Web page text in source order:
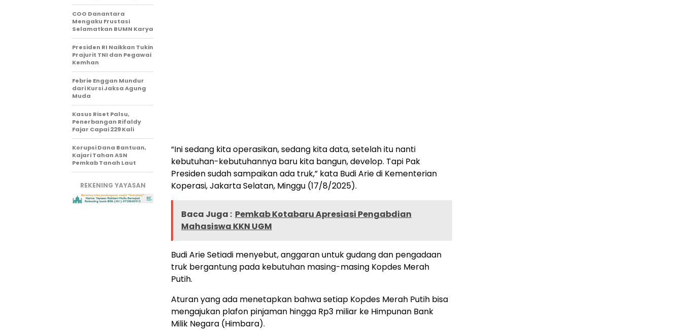
“Ini sedang kita operasikan, sedang kita data, setelah itu nanti
kebutuhan-kebutuhannya baru kita bangun, develop. Tapi Pak
Presiden sudah sampaikan ada truk,” kata Budi Arie di Kementerian
Koperasi, Jakarta Selatan, Minggu (17/8/2025).
Baca Juga : Pemkab Kotabaru Apresiasi Pengabdian
Mahasiswa KKN UGM
Budi Arie Setiadi menyebut, anggaran untuk gudang dan pengadaan
truk bergantung pada kebutuhan masing-masing Kopdes Merah
Putih.
Aturan yang ada menetapkan bahwa setiap Kopdes Merah Putih bisa
mengajukan plafon pinjaman hingga Rp3 miliar ke Himpunan Bank
Milik Negara (Himbara).
COO Danantara
Mengaku Frustasi
Selamatkan BUMN Karya
Presiden RI Naikkan Tukin
Prajurit TNI dan Pegawai
Kemhan
Febrie Enggan Mundur
dari Kursi Jaksa Agung
Muda
Kasus Riset Palsu,
Penerbangan Rifaldy
Fajar Capai 229 Kali
Korupsi Dana Bantuan,
Kajari Tahan ASN
Pemkab Tanah Laut
REKENING YAYASAN